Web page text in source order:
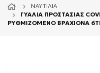
ΝΑΥΤΙΛΊΑ
ΓΥΑΛΙΑ ΠΡΟΣΤΑΣΙΑΣ
ΡΥΘΜΙΖΟΜΕΝΟ ΒΡΑΧΙΟΝΑ